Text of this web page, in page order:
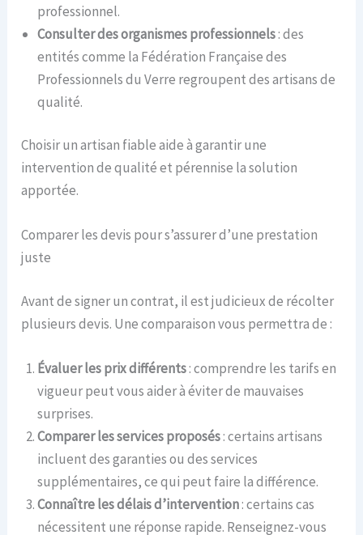
professionnel.
Consulter des organismes professionnels: des
entités comme la Fédération Française des
Professionnels du Verre regroupent des artisans de
qualité.
Choisir un artisan fiable aide à garantir une
intervention de qualité et pérennise la solution
apportée.
Comparer les devis pour s’assurer d’une prestation
juste
Avant de signer un contrat, il est judicieux de récolter
plusieurs devis. Une comparaison vous permettra de :
Évaluer les prix différents: comprendre les tarifs en
vigueur peut vous aider à éviter de mauvaises
surprises.
Comparer les services proposés: certains artisans
incluent des garanties ou des services
supplémentaires, ce qui peut faire la différence.
Connaître les délais d’intervention: certains cas
nécessitent une réponse rapide. Renseignez-vous